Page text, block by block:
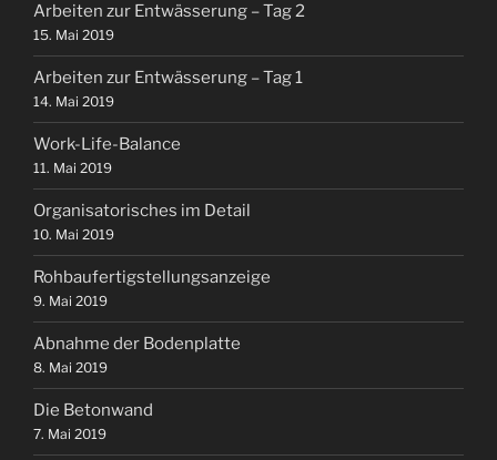
Arbeiten zur Entwässerung – Tag 2
15. Mai 2019
Arbeiten zur Entwässerung – Tag 1
14. Mai 2019
Work-Life-Balance
11. Mai 2019
Organisatorisches im Detail
10. Mai 2019
Rohbaufertigstellungsanzeige
9. Mai 2019
Abnahme der Bodenplatte
8. Mai 2019
Die Betonwand
7. Mai 2019